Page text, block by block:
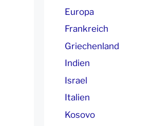
Europa
Frankreich
Griechenland
Indien
Israel
Italien
Kosovo